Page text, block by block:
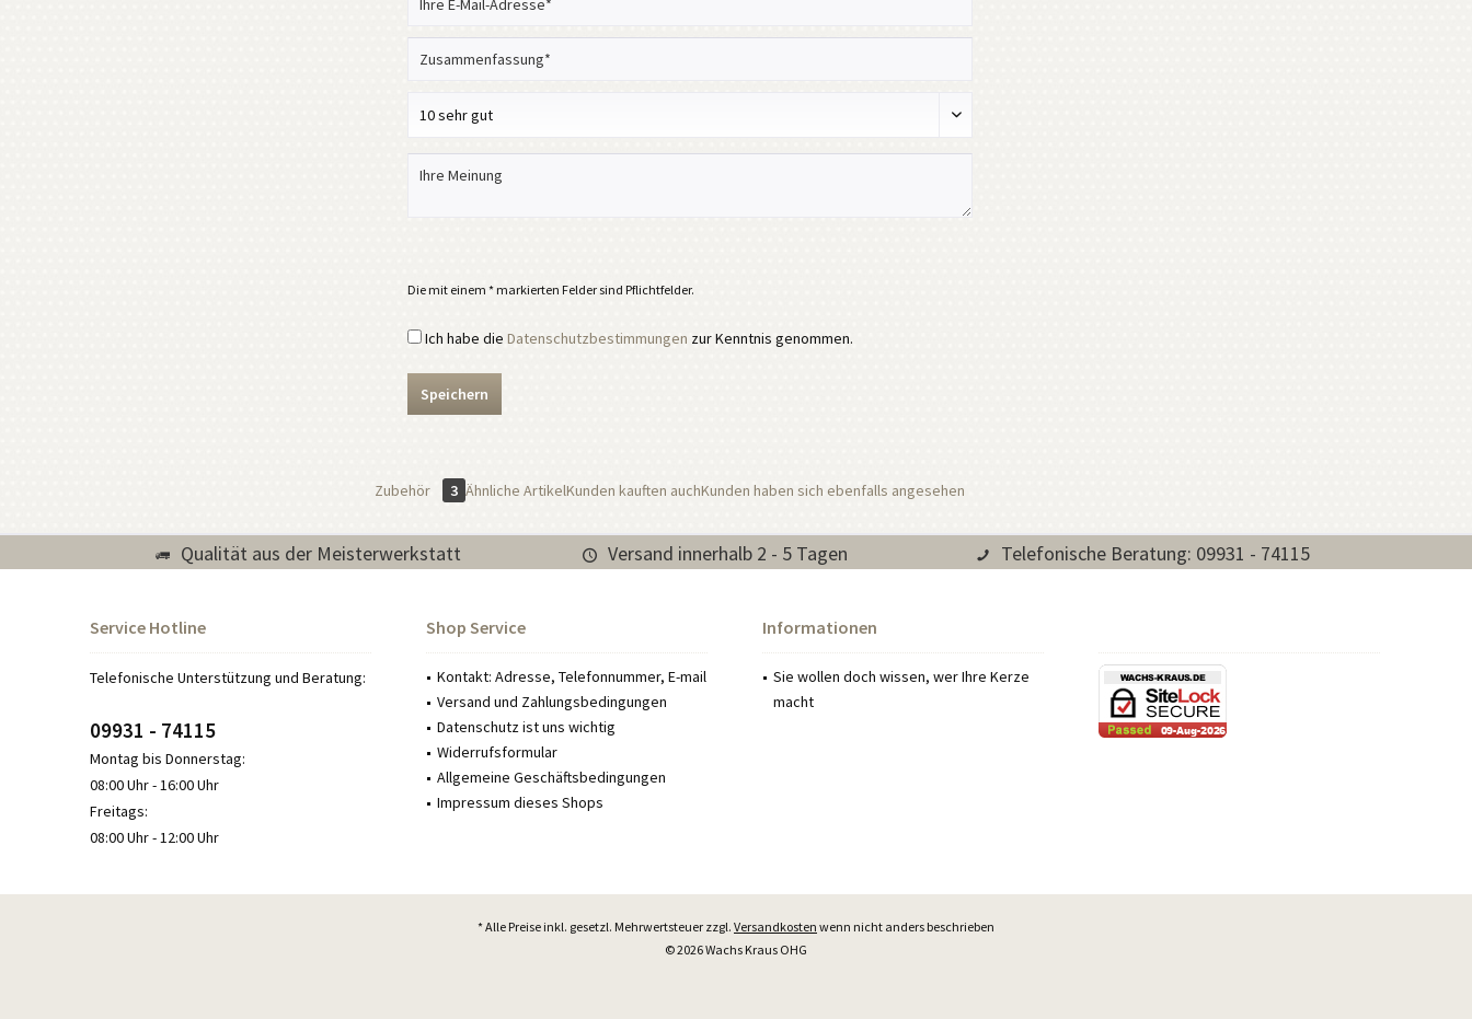
Die mit einem * markierten Felder sind Pflichtfelder.
Ich habe die Datenschutzbestimmungen zur Kenntnis genommen.
Speichern
Zubehör 3 Ähnliche ArtikelKunden kauften auchKunden haben sich ebenfalls angesehen
Qualität aus der Meisterwerkstatt Versand innerhalb 2 - 5 Tagen Telefonische Beratung: 09931 - 74115
Service Hotline
Telefonische Unterstützung und Beratung:
09931 - 74115
Montag bis Donnerstag:
08:00 Uhr - 16:00 Uhr
Freitags:
08:00 Uhr - 12:00 Uhr
Shop Service
Kontakt: Adresse, Telefonnummer, E-mail
Versand und Zahlungsbedingungen
Datenschutz ist uns wichtig
Widerrufsformular
Allgemeine Geschäftsbedingungen
Impressum dieses Shops
Informationen
Sie wollen doch wissen, wer Ihre Kerze
macht
* Alle Preise inkl. gesetzl. Mehrwertsteuer zzgl. Versandkosten wenn nicht anders beschrieben
© 2026 Wachs Kraus OHG